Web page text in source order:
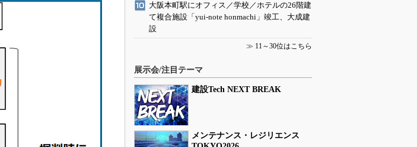
大阪本町駅にオフィス／学校／ホテルの26階建
て複合施設「yui-note honmachi」竣工、大成建
設
≫ 11～30位はこちら
展示会/注目テーマ
建設Tech NEXT BREAK
メンテナンス・レジリエンス